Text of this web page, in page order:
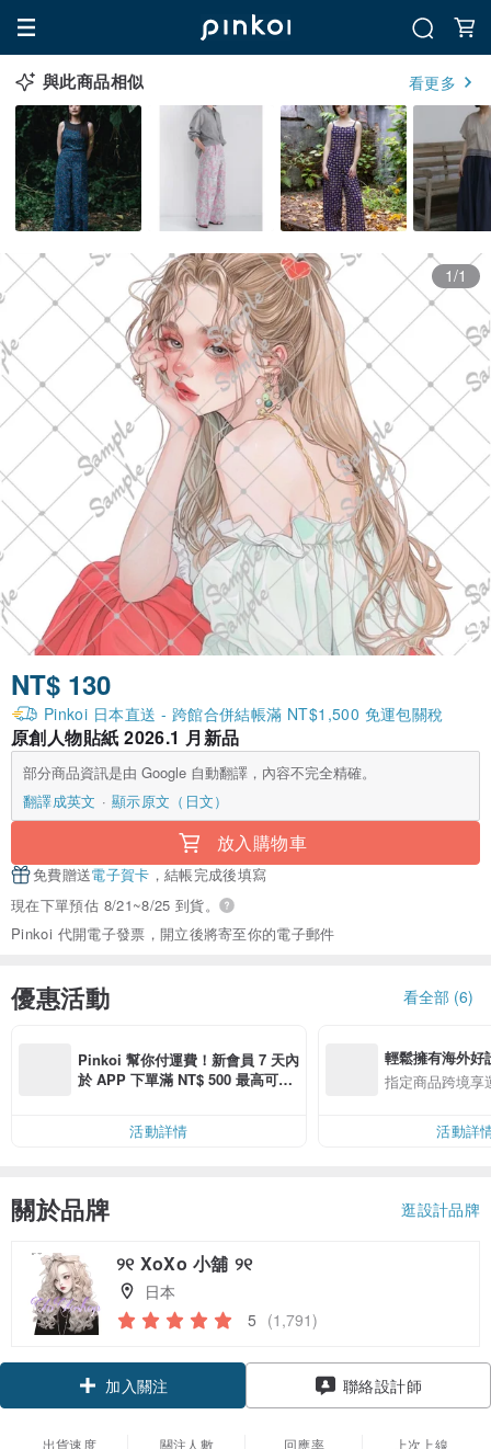
與此商品相似 看更多
1/1
NT$ 130
Pinkoi 日本直送 - 跨館合併結帳滿 NT$1,500 免運包關稅
原創人物貼紙 2026.1 月新品
部分商品資訊是由 Google 自動翻譯，內容不完全精確。
翻譯成英文
顯示原文（日文）
放入購物車
免費贈送電子賀卡 ，結帳完成後填寫
現在下單預估 8/21~8/25 到貨。
Pinkoi 代開電子發票，開立後將寄至你的電子郵件
優惠活動 看全部 (6)
Pinkoi 幫你付運費！新會員 7 天內
於 APP 下單滿 NT$ 500 最高可折
活動詳情
輕鬆擁有海外好
指定商品跨境享
活動詳
關於品牌 逛設計品牌
୨୧ XoXo 小舖 ୨୧
日本
5 (1,791)
加入關注 聯絡設計師
出貨速度
關注人數
回應率
上次上線